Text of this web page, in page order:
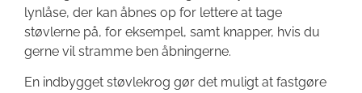
lynlåse, der kan åbnes op for lettere at tage
støvlerne på, for eksempel, samt knapper, hvis du
gerne vil stramme ben åbningerne.
En indbygget støvlekrog gør det muligt at fastgøre